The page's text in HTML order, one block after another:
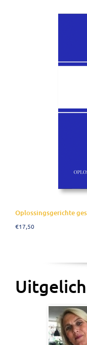
u de luxe biedt
gemakkelijk met een
besparen. Veel
Oplossingsgerichte
€17,50